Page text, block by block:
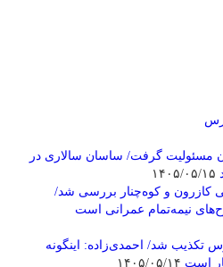
مسئولیت گرفت/ ساسان سالاری در
کازرون و کوه‌چنار بررسی شد/
نیمه‌تمام عمرانی است
تکذیب شد/ احمدی‌زاده: اینگونه
است